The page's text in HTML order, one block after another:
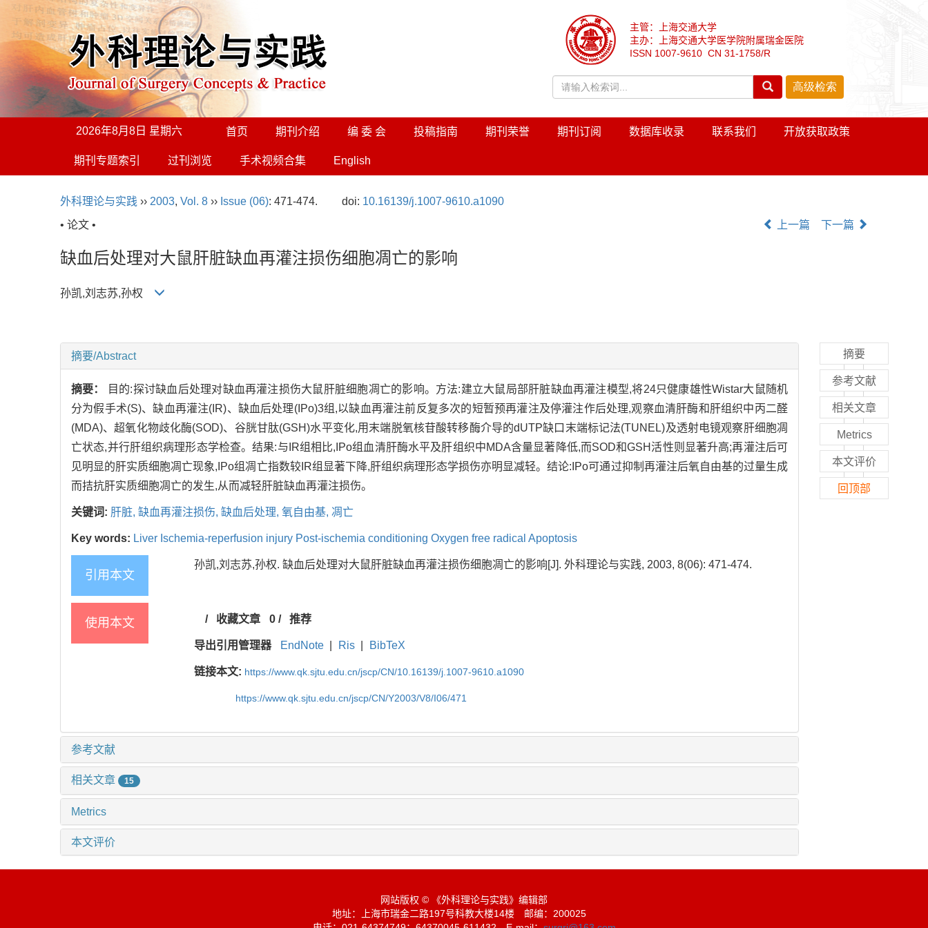
主管：上海交通大学
主办：上海交通大学医学院附属瑞金医院
ISSN 1007-9610 CN 31-1758/R
2026年8月8日 星期六 首页 期刊介绍 编 委 会 投稿指南 期刊荣誉 期刊订阅 数据库收录 联系我们 开放获取政策
期刊专题索引 过刊浏览 手术视频合集 English
外科理论与实践 ›› 2003, Vol. 8 ›› Issue (06): 471-474. doi: 10.16139/j.1007-9610.a1090
• 论文 •
上一篇 下一篇
缺血后处理对大鼠肝脏缺血再灌注损伤细胞凋亡的影响
孙凯,刘志苏,孙权
摘要/Abstract
摘要：
目的:探讨缺血后处理对缺血再灌注损伤大鼠肝脏细胞凋亡的影响。方法:建立大鼠局部肝脏缺血再灌注模型,将24只健康雄性Wistar大鼠随机
分为假手术(S)、缺血再灌注(IR)、缺血后处理(IPo)3组,以缺血再灌注前反复多次的短暂预再灌注及停灌注作后处理,观察血清肝酶和肝组织中丙二醛
(MDA)、超氧化物歧化酶(SOD)、谷胱甘肽(GSH)水平变化,用末端脱氧核苷酸转移酶介导的dUTP缺口末端标记法(TUNEL)及透射电镜观察肝细胞凋
亡状态,并行肝组织病理形态学检查。结果:与IR组相比,IPo组血清肝酶水平及肝组织中MDA含量显著降低,而SOD和GSH活性则显著升高;再灌注后可
见明显的肝实质细胞凋亡现象,IPo组凋亡指数较IR组显著下降,肝组织病理形态学损伤亦明显减轻。结论:IPo可通过抑制再灌注后氧自由基的过量生成
而拮抗肝实质细胞凋亡的发生,从而减轻肝脏缺血再灌注损伤。
关键词: 肝脏, 缺血再灌注损伤, 缺血后处理, 氧自由基, 凋亡
Key words: Liver Ischemia-reperfusion injury Post-ischemia conditioning Oxygen free radical Apoptosis
引用本文
孙凯,刘志苏,孙权. 缺血后处理对大鼠肝脏缺血再灌注损伤细胞凋亡的影响[J]. 外科理论与实践, 2003, 8(06): 471-474.
使用本文 / 收藏文章 0/ 推荐
导出引用管理器 EndNote Ris BibTeX
链接本文: https://www.qk.sjtu.edu.cn/jscp/CN/10.16139/j.1007-9610.a1090
https://www.qk.sjtu.edu.cn/jscp/CN/Y2003/V8/I06/471
参考文献
相关文章 15
Metrics
本文评价
摘要
参考文献
相关文章
Metrics
本文评价
回顶部
网站版权 © 《外科理论与实践》编辑部
地址：上海市瑞金二路197号科教大楼14楼 邮编：200025